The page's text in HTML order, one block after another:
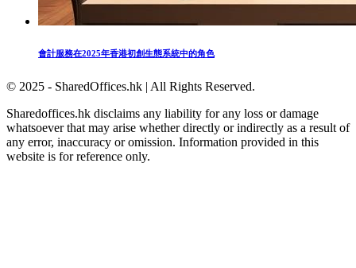
會計服務在2025年香港初創生態系統中的角色
© 2025 - SharedOffices.hk | All Rights Reserved.
Sharedoffices.hk disclaims any liability for any loss or damage
whatsoever that may arise whether directly or indirectly as a result of
any error, inaccuracy or omission. Information provided in this
website is for reference only.